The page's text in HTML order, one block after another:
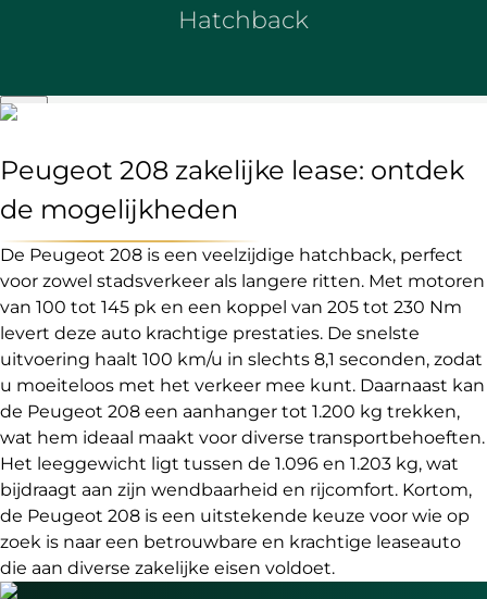
Hatchback
Peugeot 208 zakelijke lease: ontdek
de mogelijkheden
De Peugeot 208 is een veelzijdige hatchback, perfect
voor zowel stadsverkeer als langere ritten. Met motoren
van 100 tot 145 pk en een koppel van 205 tot 230 Nm
levert deze auto krachtige prestaties. De snelste
uitvoering haalt 100 km/u in slechts 8,1 seconden, zodat
u moeiteloos met het verkeer mee kunt. Daarnaast kan
de Peugeot 208 een aanhanger tot 1.200 kg trekken,
wat hem ideaal maakt voor diverse transportbehoeften.
Het leeggewicht ligt tussen de 1.096 en 1.203 kg, wat
bijdraagt aan zijn wendbaarheid en rijcomfort. Kortom,
de Peugeot 208 is een uitstekende keuze voor wie op
zoek is naar een betrouwbare en krachtige leaseauto
die aan diverse zakelijke eisen voldoet.